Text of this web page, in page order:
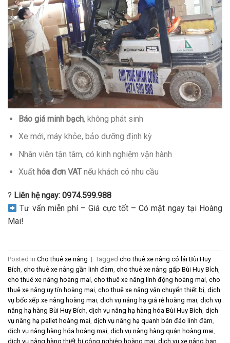
Báo giá minh bạch, không phát sinh
Xe mới, máy khỏe, bảo dưỡng định kỳ
Nhân viên tận tâm, có kinh nghiệm vận hành
Xuất hóa đơn VATnếu khách có nhu cầu
? Liên hệ ngay: 0974.599.988
Tư vấn miễn phí – Giá cực tốt – Có mặt ngay tại Hoàng
Mai!
Posted in Cho thuê xe nâng | Tagged cho thuê xe nâng có lái Bùi Huy
Bích, cho thuê xe nâng gần linh đàm, cho thuê xe nâng gấp Bùi Huy Bích,
cho thuê xe nâng hoàng mai, cho thuê xe nâng linh động hoàng mai, cho
thuê xe nâng uy tín hoàng mai, cho thuê xe nâng vận chuyển thiết bị, dịch
vụ bốc xếp xe nâng hoàng mai, dịch vụ nâng hạ giá rẻ hoàng mai, dịch vụ
nâng hạ hàng Bùi Huy Bích, dịch vụ nâng hạ hàng hóa Bùi Huy Bích, dịch
vụ nâng hạ pallet hoàng mai, dịch vụ nâng hạ quanh bán đảo linh đàm,
dịch vụ nâng hàng hóa hoàng mai, dịch vụ nâng hàng quận hoàng mai,
dịch vụ nâng hàng thiết bị công nghiệp hoàng mai dịch vụ xe nâng ban